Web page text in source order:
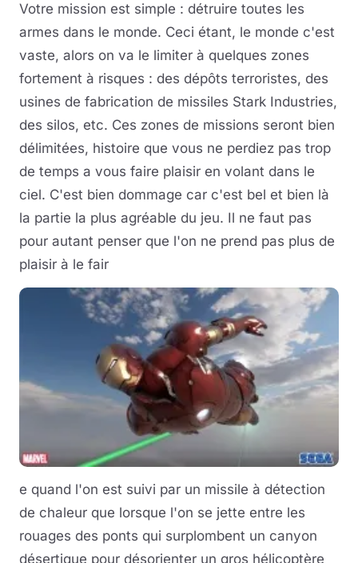
Votre mission est simple : détruire toutes les
armes dans le monde. Ceci étant, le monde c'est
vaste, alors on va le limiter à quelques zones
fortement à risques : des dépôts terroristes, des
usines de fabrication de missiles Stark Industries,
des silos, etc. Ces zones de missions seront bien
délimitées, histoire que vous ne perdiez pas trop
de temps a vous faire plaisir en volant dans le
ciel. C'est bien dommage car c'est bel et bien là
la partie la plus agréable du jeu. Il ne faut pas
pour autant penser que l'on ne prend pas plus de
plaisir à le fair
e quand l'on est suivi par un missile à détection
de chaleur que lorsque l'on se jette entre les
rouages des ponts qui surplombent un canyon
désertique pour désorienter un gros hélicoptère